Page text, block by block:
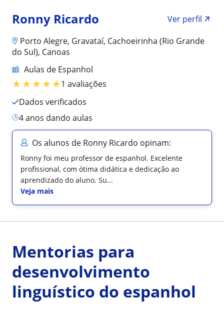
Ronny Ricardo
Ver perfil
Porto Alegre, Gravataí, Cachoeirinha (Rio Grande
do Sul), Canoas
Aulas de Espanhol
★★★★★1 avaliações
Dados verificados
4 anos dando aulas
Os alunos de Ronny Ricardo opinam:
Ronny foi meu professor de espanhol. Excelente
profissional, com ótima didática e dedicação ao
aprendizado do aluno. Su...
Veja mais
Mentorias para
desenvolvimento
linguístico do espanhol